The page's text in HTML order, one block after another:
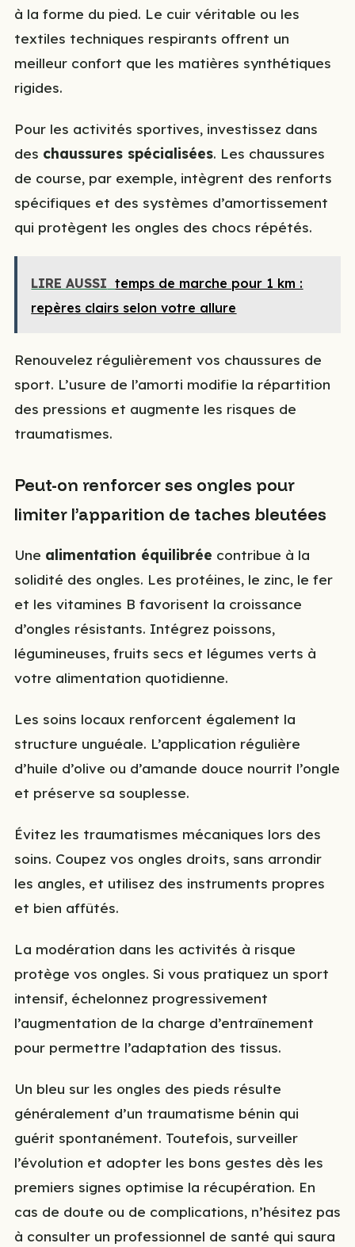
à la forme du pied. Le cuir véritable ou les
textiles techniques respirants offrent un
meilleur confort que les matières synthétiques
rigides.
Pour les activités sportives, investissez dans
des chaussures spécialisées. Les chaussures
de course, par exemple, intègrent des renforts
spécifiques et des systèmes d’amortissement
qui protègent les ongles des chocs répétés.
LIRE AUSSI temps de marche pour 1 km :
repères clairs selon votre allure
Renouvelez régulièrement vos chaussures de
sport. L’usure de l’amorti modifie la répartition
des pressions et augmente les risques de
traumatismes.
Peut-on renforcer ses ongles pour
limiter l’apparition de taches bleutées
Une alimentation équilibrée contribue à la
solidité des ongles. Les protéines, le zinc, le fer
et les vitamines B favorisent la croissance
d’ongles résistants. Intégrez poissons,
légumineuses, fruits secs et légumes verts à
votre alimentation quotidienne.
Les soins locaux renforcent également la
structure unguéale. L’application régulière
d’huile d’olive ou d’amande douce nourrit l’ongle
et préserve sa souplesse.
Évitez les traumatismes mécaniques lors des
soins. Coupez vos ongles droits, sans arrondir
les angles, et utilisez des instruments propres
et bien affûtés.
La modération dans les activités à risque
protège vos ongles. Si vous pratiquez un sport
intensif, échelonnez progressivement
l’augmentation de la charge d’entraînement
pour permettre l’adaptation des tissus.
Un bleu sur les ongles des pieds résulte
généralement d’un traumatisme bénin qui
guérit spontanément. Toutefois, surveiller
l’évolution et adopter les bons gestes dès les
premiers signes optimise la récupération. En
cas de doute ou de complications, n’hésitez pas
à consulter un professionnel de santé qui saura